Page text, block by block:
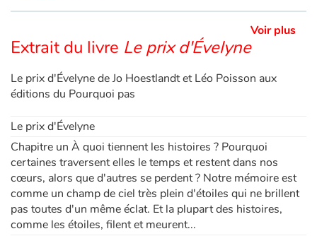
Dyslexie, troubles de la lecture
Nos listes de lecture
Les plus lus
Coups de coeur
Voir plus
Extrait du livre Le prix d'Évelyne
Le prix d'Évelyne de Jo Hoestlandt et Léo Poisson aux
éditions du Pourquoi pas
Le prix d'Évelyne
Chapitre un À quoi tiennent les histoires ? Pourquoi
certaines traversent­ elles le temps et restent dans nos
cœurs, alors que d'autres se perdent ? Notre mémoire est
comme un champ de ciel très plein d'étoiles qui ne brillent
pas toutes d'un même éclat. Et la plupart des histoires,
comme les étoiles, filent et meurent...